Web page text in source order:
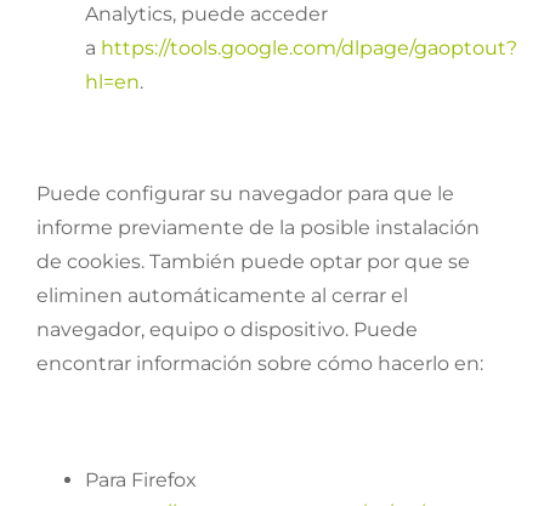
Analytics, puede acceder
a https://tools.google.com/dlpage/gaoptout?
hl=en.
Puede configurar su navegador para que le
informe previamente de la posible instalación
de cookies. También puede optar por que se
eliminen automáticamente al cerrar el
navegador, equipo o dispositivo. Puede
encontrar información sobre cómo hacerlo en:
Para Firefox